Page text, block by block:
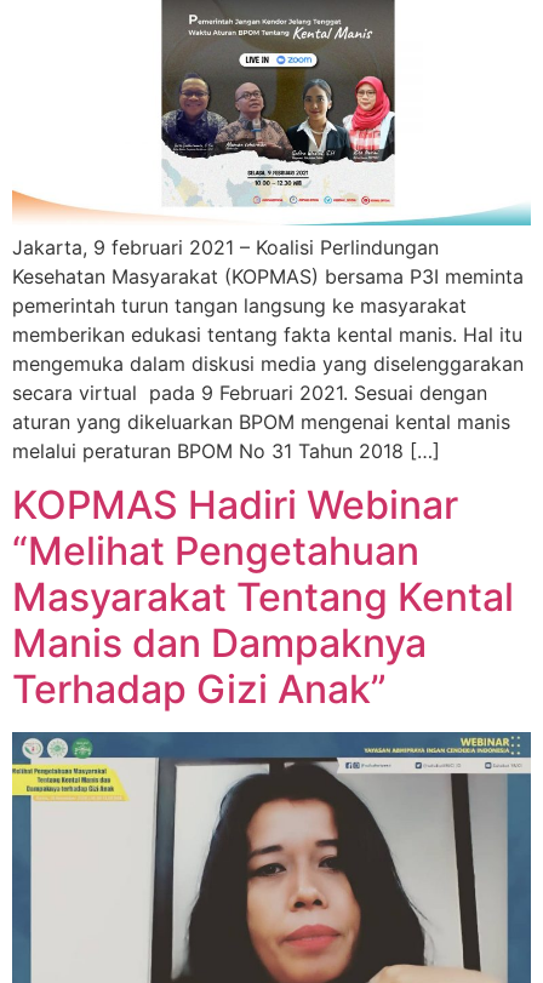
Jakarta, 9 februari 2021 – Koalisi Perlindungan
Kesehatan Masyarakat (KOPMAS) bersama P3I meminta
pemerintah turun tangan langsung ke masyarakat
memberikan edukasi tentang fakta kental manis. Hal itu
mengemuka dalam diskusi media yang diselenggarakan
secara virtual pada 9 Februari 2021. Sesuai dengan
aturan yang dikeluarkan BPOM mengenai kental manis
melalui peraturan BPOM No 31 Tahun 2018 […]
KOPMAS Hadiri Webinar
“Melihat Pengetahuan
Masyarakat Tentang Kental
Manis dan Dampaknya
Terhadap Gizi Anak”